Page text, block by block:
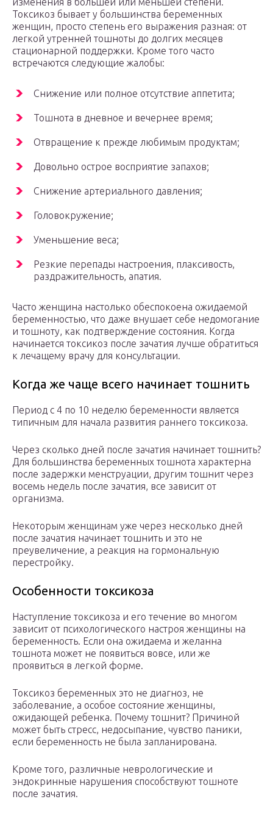
Токсикоз бывает у большинства беременных
женщин, просто степень его выражения разная: от
легкой утренней тошноты до долгих месяцев
стационарной поддержки. Кроме того часто
встречаются следующие жалобы:
Снижение или полное отсутствие аппетита;
Тошнота в дневное и вечернее время;
Отвращение к прежде любимым продуктам;
Довольно острое восприятие запахов;
Снижение артериального давления;
Головокружение;
Уменьшение веса;
Резкие перепады настроения, плаксивость,
раздражительность, апатия.
Часто женщина настолько обеспокоена ожидаемой
беременностью, что даже внушает себе недомогание
и тошноту, как подтверждение состояния. Когда
начинается токсикоз после зачатия лучше обратиться
к лечащему врачу для консультации.
Когда же чаще всего начинает тошнить
Период с 4 по 10 неделю беременности является
типичным для начала развития раннего токсикоза.
Через сколько дней после зачатия начинает тошнить?
Для большинства беременных тошнота характерна
после задержки менструации, другим тошнит через
восемь недель после зачатия, все зависит от
организма.
Некоторым женщинам уже через несколько дней
после зачатия начинает тошнить и это не
преувеличение, а реакция на гормональную
перестройку.
Особенности токсикоза
Наступление токсикоза и его течение во многом
зависит от психологического настроя женщины на
беременность. Если она ожидаема и желанна
тошнота может не появиться вовсе, или же
проявиться в легкой форме.
Токсикоз беременных это не диагноз, не
заболевание, а особое состояние женщины,
ожидающей ребенка. Почему тошнит? Причиной
может быть стресс, недосыпание, чувство паники,
если беременность не была запланирована.
Кроме того, различные неврологические и
эндокринные нарушения способствуют тошноте
после зачатия.